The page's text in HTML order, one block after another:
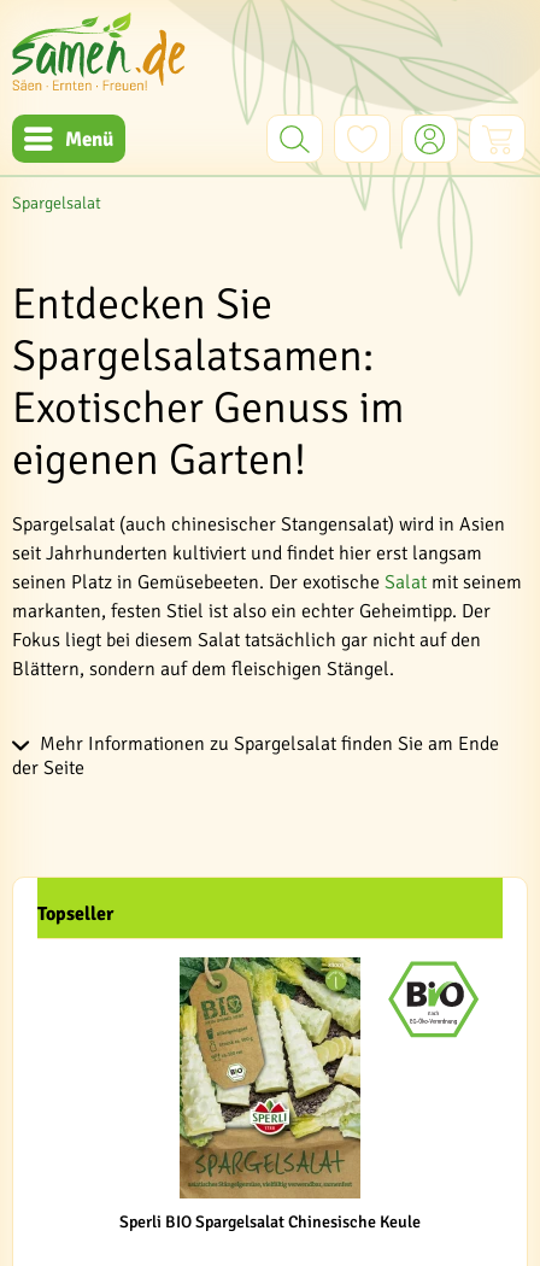
Menü
Spargelsalat
Entdecken Sie
Spargelsalatsamen:
Exotischer Genuss im
eigenen Garten!
Spargelsalat (auch chinesischer Stangensalat) wird in Asien
seit Jahrhunderten kultiviert und findet hier erst langsam
seinen Platz in Gemüsebeeten. Der exotische Salat mit seinem
markanten, festen Stiel ist also ein echter Geheimtipp. Der
Fokus liegt bei diesem Salat tatsächlich gar nicht auf den
Blättern, sondern auf dem fleischigen Stängel.
Mehr Informationen zu Spargelsalat finden Sie am Ende
der Seite
Topseller
Sperli BIO Spargelsalat Chinesische Keule